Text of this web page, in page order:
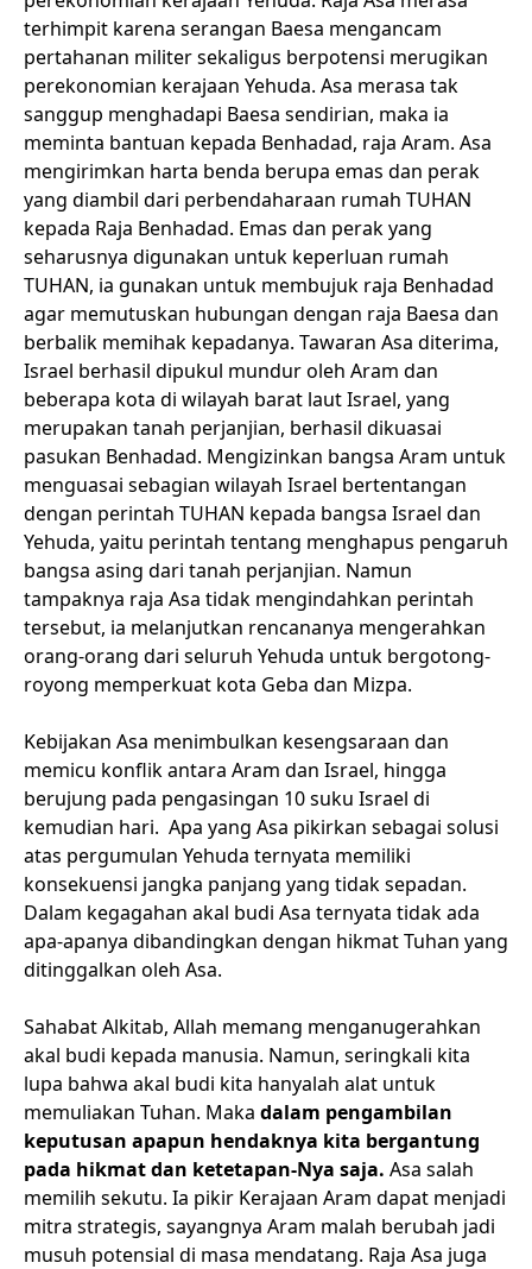
terhimpit karena serangan Baesa mengancam
pertahanan militer sekaligus berpotensi merugikan
perekonomian kerajaan Yehuda. Asa merasa tak
sanggup menghadapi Baesa sendirian, maka ia
meminta bantuan kepada Benhadad, raja Aram. Asa
mengirimkan harta benda berupa emas dan perak
yang diambil dari perbendaharaan rumah TUHAN
kepada Raja Benhadad. Emas dan perak yang
seharusnya digunakan untuk keperluan rumah
TUHAN, ia gunakan untuk membujuk raja Benhadad
agar memutuskan hubungan dengan raja Baesa dan
berbalik memihak kepadanya. Tawaran Asa diterima,
Israel berhasil dipukul mundur oleh Aram dan
beberapa kota di wilayah barat laut Israel, yang
merupakan tanah perjanjian, berhasil dikuasai
pasukan Benhadad. Mengizinkan bangsa Aram untuk
menguasai sebagian wilayah Israel bertentangan
dengan perintah TUHAN kepada bangsa Israel dan
Yehuda, yaitu perintah tentang menghapus pengaruh
bangsa asing dari tanah perjanjian. Namun
tampaknya raja Asa tidak mengindahkan perintah
tersebut, ia melanjutkan rencananya mengerahkan
orang-orang dari seluruh Yehuda untuk bergotong-
royong memperkuat kota Geba dan Mizpa.
Kebijakan Asa menimbulkan kesengsaraan dan
memicu konflik antara Aram dan Israel, hingga
berujung pada pengasingan 10 suku Israel di
kemudian hari. Apa yang Asa pikirkan sebagai solusi
atas pergumulan Yehuda ternyata memiliki
konsekuensi jangka panjang yang tidak sepadan.
Dalam kegagahan akal budi Asa ternyata tidak ada
apa-apanya dibandingkan dengan hikmat Tuhan yang
ditinggalkan oleh Asa.
Sahabat Alkitab, Allah memang menganugerahkan
akal budi kepada manusia. Namun, seringkali kita
lupa bahwa akal budi kita hanyalah alat untuk
memuliakan Tuhan. Maka dalam pengambilan
keputusan apapun hendaknya kita bergantung
pada hikmat dan ketetapan-Nya saja. Asa salah
memilih sekutu. Ia pikir Kerajaan Aram dapat menjadi
mitra strategis, sayangnya Aram malah berubah jadi
musuh potensial di masa mendatang. Raja Asa juga